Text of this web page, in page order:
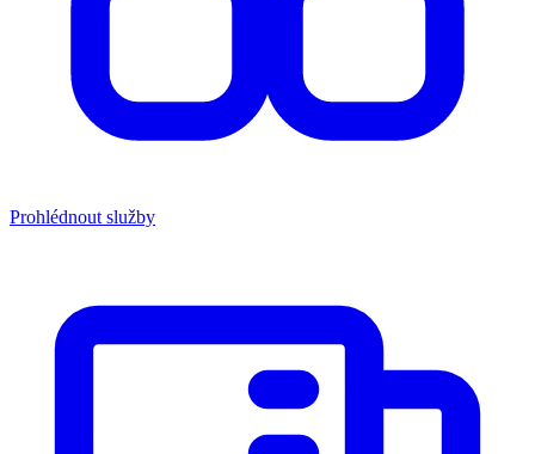
Prohlédnout služby